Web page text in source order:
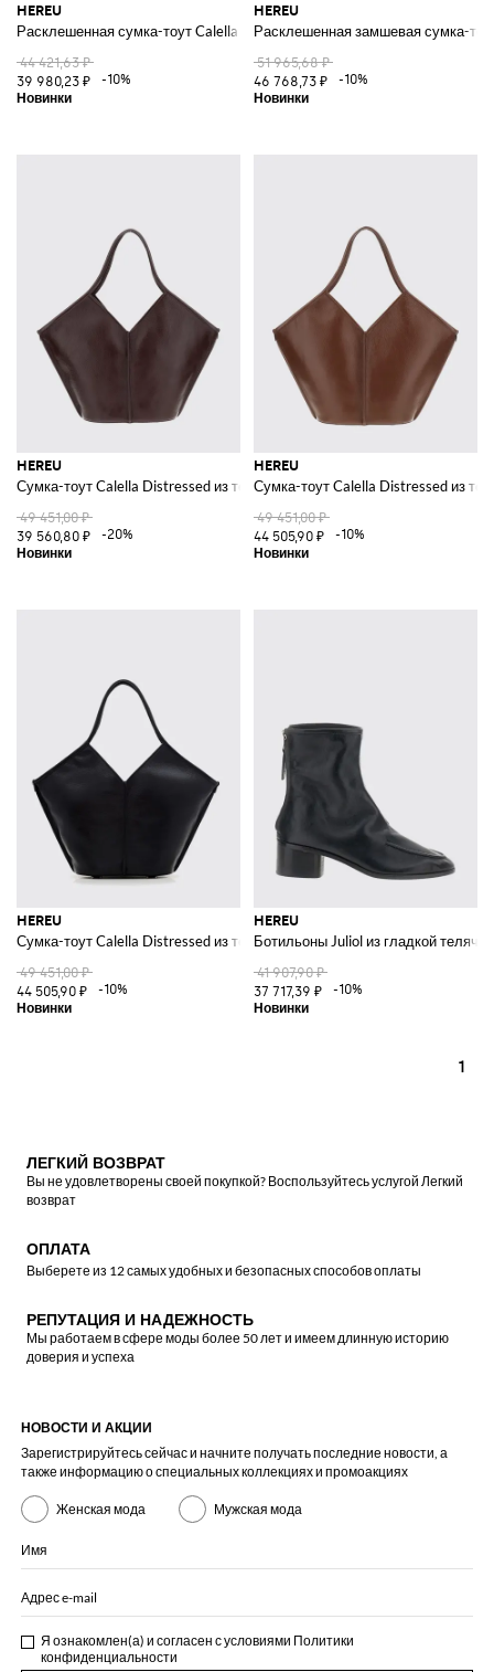
HEREU
Расклешенная сумка-тоут Calella из замши с двойной ручкой и
44 421,63 ₽
39 980,23 ₽
-10%
HEREU
Расклешенная замшевая сумка-
51 965,68 ₽
46 768,73 ₽
-10%
HEREU
Сумка-тоут Calella Distressed из телячьей кожи с двойной ручкой
49 451,00 ₽
39 560,80 ₽
-20%
HEREU
Сумка-тоут Calella Distressed из
49 451,00 ₽
44 505,90 ₽
-10%
HEREU
Сумка-тоут Calella Distressed из телячьей кожи с внутренним клатчем
49 451,00 ₽
44 505,90 ₽
-10%
HEREU
Ботильоны Juliol из гладкой
41 907,90 ₽
37 717,39 ₽
-10%
1
ЛЕГКИЙ ВОЗВРАТ
Вы не удовлетворены своей покупкой? Воспользуйтесь услугой Легкий
возврат
ОПЛАТА
Выберете из 12 самых удобных и безопасных способов оплаты
РЕПУТАЦИЯ И НАДЕЖНОСТЬ
Мы работаем в сфере моды более 50 лет и имеем длинную историю
доверия и успеха
НОВОСТИ И АКЦИИ
Зарегистрируйтесь сейчас и начните получать последние новости, а
также информацию о специальных коллекциях и промоакциях
Женская мода Мужская мода
Имя
Адрес e-mail
Я ознакомлен(а) и согласен с условиями Политики
конфиденциальности